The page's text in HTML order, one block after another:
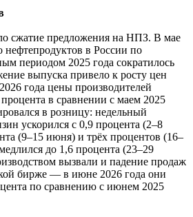
сжатие предложения на НПЗ. В мае
нефтепродуктов в России по
периодом 2025 года сократилось
выпуска привело к росту цен
года цены производителей
в сравнении с маем 2025
в розницу: недельный
ускорился с 0,9 процента (2–8
(9–15 июня) и трёх процентов (16–
до 1,6 процента (23–29
вызвали и падение продаж
бирже — в июне 2026 года они
по сравнению с июнем 2025